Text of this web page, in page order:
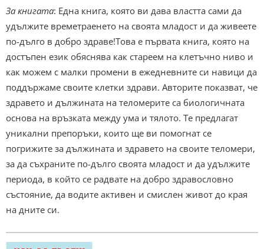
За книгата: ‌Една книга, която ви дава властта сами да
удължите времетраенето на своята младост и да живеете
по-дълго в добро здраве!Това е първата книга, която на
достъпен език обяснява как стареем на клетъчно ниво и
как можем с малки промени в ежедневните си навици да
поддържаме своите клетки здрави. Авторите показват, че
здравето и дължината на теломерите са биологичната
основа на връзката между ума и тялото. Те предлагат
уникални препоръки, които ще ви помогнат се
погрижите за дължината и здравето на своите теломери,
за да съхраните по-дълго своята младост и да удължите
периода, в който се радвате на добро здравословно
състояние, да водите активен и смислен живот до края
на дните си.